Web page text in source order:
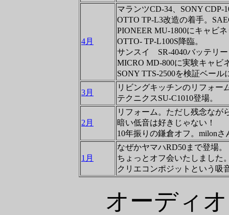
4月
マランツCD-34、SONY
OTTO TP-L3改造の着手。
PIONEER MU-1800にキャビ
OTTO- TP-L100S降臨。
サンスイ SR-4040バッテリ
MICRO MD-800に実験キャビ
SONY TTS-2500を検証ベー
3月
リビングキッチンのリフォー
テクニクスSU-C1010登場。
2月
リフォーム。ただし残念なが
暗い低音は好きじゃない！
10年振りの鎌倉オフ。milon
1月
なぜかヤマハRD50まで登場。
ちょっとオフ会いたしました
クリエコンポジットという吸
オーディ